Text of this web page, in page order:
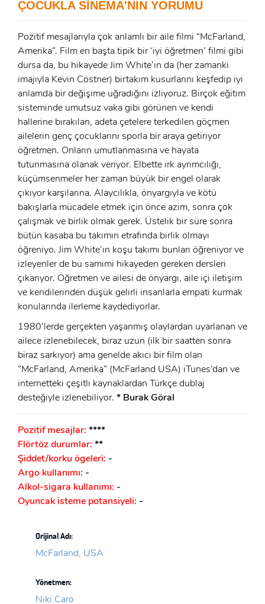
GIRIŞ YAP
E-Posta:
Şifre:
Beni Hatırla Şifremi Unuttum ?
GIRIŞ
Ad Soyad:
E-Posta:
Şifre:
ÜYE OL
GIRIŞ
ÇOCUKLA SİNEMA'NIN YORUMU
Pozitif mesajlarıyla çok anlamlı bir aile filmi “McFarland,
Amerika”. Film en başta tipik bir ‘iyi öğretmen’ filmi gibi
dursa da, bu hikayede Jim White’ın da (her zamanki
imajıyla Kevin Costner) birtakım kusurlarını keşfedip iyi
anlamda bir değişime uğradığını izliyoruz. Birçok eğitim
sisteminde umutsuz vaka gibi görünen ve kendi
hallerine bırakılan, adeta çetelere terkedilen göçmen
ailelerin genç çocuklarını sporla bir araya getiriyor
öğretmen. Onların umutlanmasına ve hayata
tutunmasına olanak veriyor. Elbette ırk ayrımcılığı,
küçümsenmeler her zaman büyük bir engel olarak
çıkıyor karşılarına. Alaycılıkla, önyargıyla ve kötü
bakışlarla mücadele etmek için önce azim, sonra çok
çalışmak ve birlik olmak gerek. Üstelik bir süre sonra
bütün kasaba bu takımın etrafında birlik olmayı
öğreniyo. Jim White’ın koşu takımı bunları öğreniyor ve
izleyenler de bu samimi hikayeden gereken dersleri
çıkarıyor. Öğretmen ve ailesi de önyargı, aile içi iletişim
ve kendilerinden düşük gelirli insanlarla empati kurmak
konularında ilerleme kaydediyorlar.
1980’lerde gerçekten yaşanmış olaylardan uyarlanan ve
ailece izlenebilecek, biraz uzun (ilk bir saatten sonra
biraz sarkıyor) ama genelde akıcı bir film olan
“McFarland, Amerika” (McFarland USA) iTunes’dan ve
internetteki çeşitli kaynaklardan Türkçe dublaj
desteğiyle izlenebiliyor. * Burak Göral
Pozitif mesajlar: ****
Flörtöz durumlar: **
Şiddet/korku ögeleri: -
Argo kullanımı: -
Alkol-sigara kullanımı: -
Oyuncak isteme potansiyeli: -
Orijinal Adı:
McFarland, USA
Yönetmen:
Niki Caro